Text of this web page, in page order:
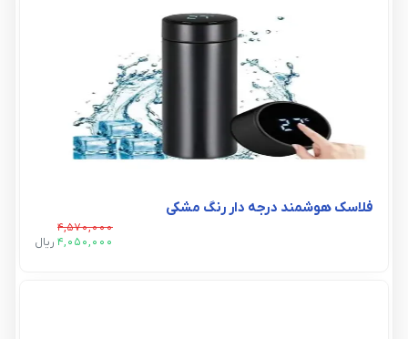
فلاسک هوشمند درجه دار رنگ مشکی
4,570,000
4,050,000 ريال